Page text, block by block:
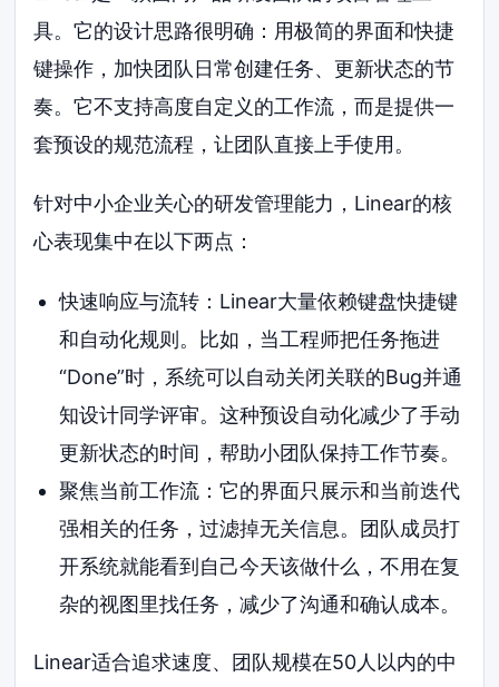
具。它的设计思路很明确：用极简的界面和快捷
键操作，加快团队日常创建任务、更新状态的节
奏。它不支持高度自定义的工作流，而是提供一
套预设的规范流程，让团队直接上手使用。
针对中小企业关心的研发管理能力，Linear的核
心表现集中在以下两点：
快速响应与流转：Linear大量依赖键盘快捷键
和自动化规则。比如，当工程师把任务拖进
“Done”时，系统可以自动关闭关联的Bug并通
知设计同学评审。这种预设自动化减少了手动
更新状态的时间，帮助小团队保持工作节奏。
聚焦当前工作流：它的界面只展示和当前迭代
强相关的任务，过滤掉无关信息。团队成员打
开系统就能看到自己今天该做什么，不用在复
杂的视图里找任务，减少了沟通和确认成本。
Linear适合追求速度、团队规模在50人以内的中